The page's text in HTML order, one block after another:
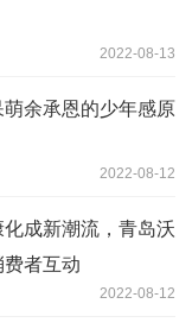
2022-08-13
余承恩的少年感原
2022-08-12
成新潮流，青岛沃
者互动
2022-08-12